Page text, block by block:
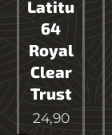
Latitude
64
Royal
Clear
Trust
24,90